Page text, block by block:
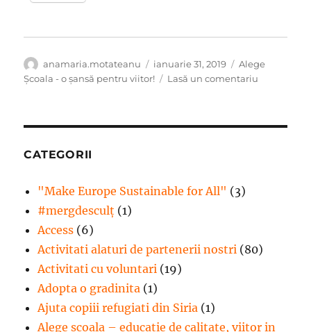
Autor
anamaria.motateanu
Publicat
pe
ianuarie 31, 2019 Categorii
Alege
Şcoala - o şansă pentru viitor!
Lasă un comentariu
pentru
CATEGORII
"Make Europe Sustainable for All" (3)
#mergdesculţ (1)
Access (6)
Activitati alaturi de partenerii nostri (80)
Activitati cu voluntari (19)
Adopta o gradinita (1)
Ajuta copiii refugiati din Siria (1)
Alege scoala – educatie de calitate, viitor in